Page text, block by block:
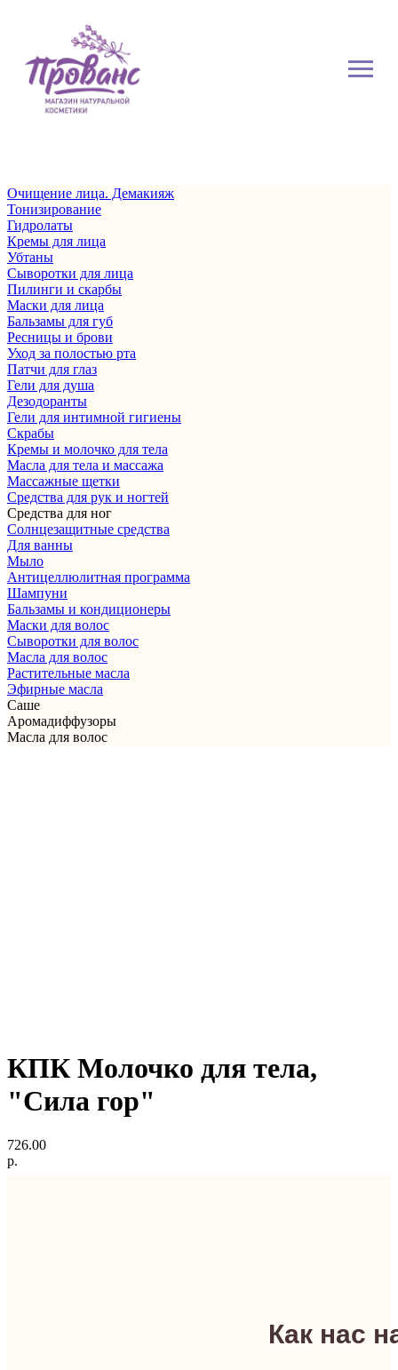
Очищение лица. Демакияж
Тонизирование
Гидролаты
Кремы для лица
Убтаны
Сыворотки для лица
Пилинги и скарбы
Маски для лица
Бальзамы для губ
Ресницы и брови
Уход за полостью рта
Патчи для глаз
Гели для душа
Дезодоранты
Гели для интимной гигиены
Скрабы
Кремы и молочко для тела
Масла для тела и массажа
Массажные щетки
Cредства для рук и ногтей
Средства для ног
Солнцезащитные средства
Для ванны
Мыло
Антицеллюлитная программа
Шампуни
Бальзамы и кондиционеры
Маски для волос
Сыворотки для волос
Масла для волос
Растительные масла
Эфирные масла
Саше
Аромадиффузоры
Масла для волос
КПК Молочко для тела,
"Сила гор"
726.00
р.
Как нас